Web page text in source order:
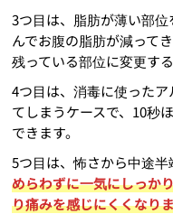
3つ目は、脂肪が薄い部
んでお腹の脂肪が減って
残っている部位に変更す
4つ目は、消毒に使った
てしまうケースで、10秒
できます。
5つ目は、怖さから中途
めらわずに一気にしっか
り痛みを感じにくくなり